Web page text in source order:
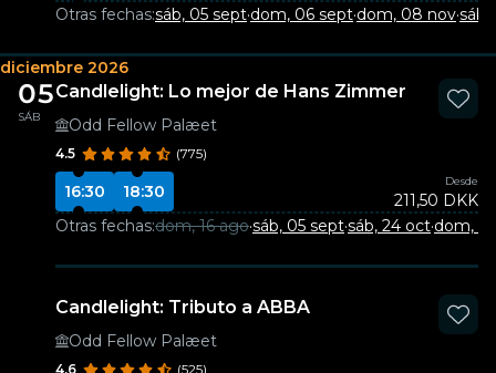
Otras fechas:sáb, 05 sept·dom, 06 sept·dom, 08 nov·sáb,
diciembre 2026
05
SÁB
Candlelight: Lo mejor de Hans Zimmer
Odd Fellow Palæet
4.5 (775)
16:30 18:30
Desde
211,50 DKK
Otras fechas:dom, 16 ago·sáb, 05 sept·sáb, 24 oct·dom,
Candlelight: Tributo a ABBA
Odd Fellow Palæet
4.6 (525)